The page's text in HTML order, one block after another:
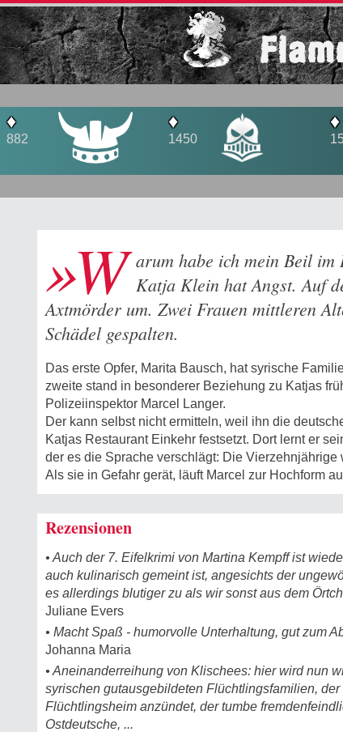
♦
882
♦
1450
♦
»W arum habe ich mein Beil im
Katja Klein hat Angst. Auf
Axtmörder um. Zwei Frauen mittleren
Schädel gespalten.
Das erste Opfer, Marita Bausch, hat syrische
zweite stand in besonderer Beziehung zu Katjas
Polizeiinspektor Marcel Langer.
Der kann selbst nicht ermitteln, weil ihn die
Katjas Restaurant Einkehr festsetzt. Dort lernt er
der es die Sprache verschlägt: Die Vierzehnjährige
Als sie in Gefahr gerät, läuft Marcel zur Hochform
Rezensionen
• Auch der 7. Eifelkrimi von Martina Kempff ist
auch kulinarisch gemeint ist, angesichts der
es allerdings blutiger zu als wir sonst aus dem
Juliane Evers
• Macht Spaß - humorvolle Unterhaltung, gut zum
Johanna Maria
• Aneinanderreihung von Klischees: hier wird nun
syrischen gutausgebildeten Flüchtlingsfamilien,
Flüchtlingsheim anzündet, der tumbe
Ostdeutsche, ...